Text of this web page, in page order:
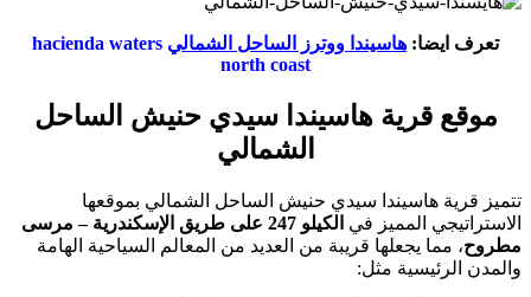
تعرف ايضا: هاسيندا ووترز الساحل الشمالي hacienda waters
north coast
موقع قرية هاسيندا سيدي حنيش الساحل
الشمالي
تتميز قرية هاسيندا سيدي حنيش الساحل الشمالي بموقعها
الاستراتيجي المميز في
الكيلو 247 على طريق الإسكندرية – مرسى
مطروح، مما يجعلها قريبة من العديد من المعالم السياحية الهامة
والمدن الرئيسية مثل: